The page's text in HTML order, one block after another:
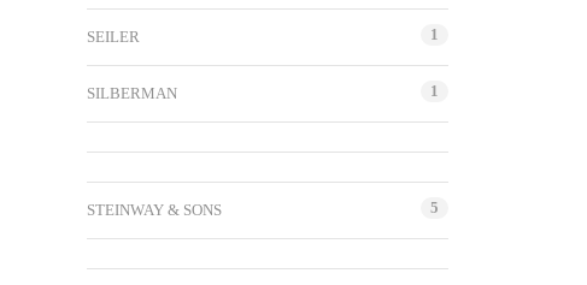
SEILER 1
SILBERMAN 1
STEINWAY & SONS 5